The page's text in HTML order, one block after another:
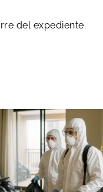
del expediente.